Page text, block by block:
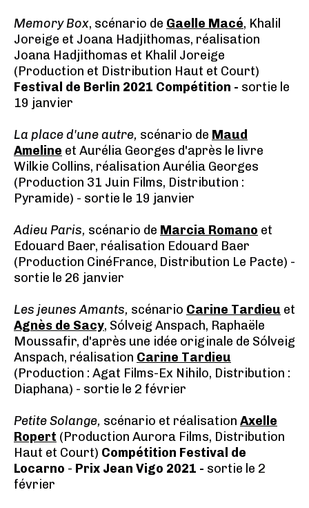
Memory Box, scénario de Gaelle Macé, Khalil
Joreige et Joana Hadjithomas, réalisation
Joana Hadjithomas et Khalil Joreige
(Production et Distribution Haut et Court)
Festival de Berlin 2021 Compétition - sortie le
19 janvier
La place d'une autre, scénario de Maud
Ameline et Aurélia Georges d'après le livre
Wilkie Collins, réalisation Aurélia Georges
(Production 31 Juin Films, Distribution :
Pyramide) - sortie le 19 janvier
Adieu Paris, scénario de Marcia Romano et
Edouard Baer, réalisation Edouard Baer
(Production CinéFrance, Distribution Le Pacte) -
sortie le 26 janvier
Les jeunes Amants, scénario Carine Tardieu et
Agnès de Sacy, Sólveig Anspach, Raphaële
Moussafir, d'après une idée originale de Sólveig
Anspach, réalisation Carine Tardieu
(Production : Agat Films-Ex Nihilo, Distribution :
Diaphana) - sortie le 2 février
Petite Solange, scénario et réalisation Axelle
Ropert (Production Aurora Films, Distribution
Haut et Court) Compétition Festival de
Locarno - Prix Jean Vigo 2021 - sortie le 2
février